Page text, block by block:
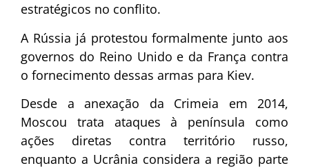
estratégicos no conflito.
A Rússia já protestou formalmente junto aos
governos do Reino Unido e da França contra
o fornecimento dessas armas para Kiev.
Desde a anexação da Crimeia em 2014,
Moscou trata ataques à península como
ações diretas contra território russo,
enquanto a Ucrânia considera a região parte